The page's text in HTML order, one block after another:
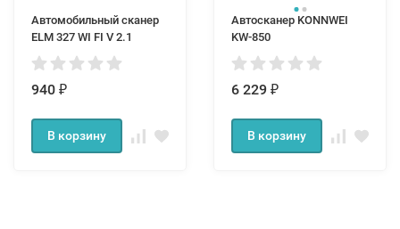
Автомобильный сканер
ELM 327 WI FI V 2.1
940 ₽
В корзину
Автосканер KONNWEI
KW-850
6 229 ₽
В корзину